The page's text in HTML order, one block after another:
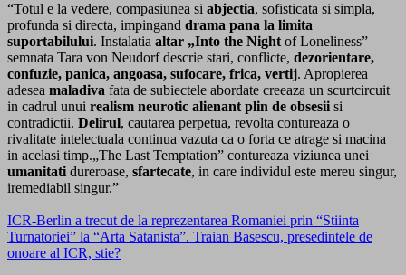
“Totul e la vedere, compasiunea si abjectia, sofisticata si simpla,
profunda si directa, impingand drama pana la limita
suportabilului. Instalatia altar „Into the Night of Loneliness”
semnata Tara von Neudorf descrie stari, conflicte, dezorientare,
confuzie, panica, angoasa, sufocare, frica, vertij. Apropierea
adesea maladiva fata de subiectele abordate creeaza un scurtcircuit
in cadrul unui realism neurotic alienant plin de obsesii si
contradictii. Delirul, cautarea perpetua, revolta contureaza o
rivalitate intelectuala continua vazuta ca o forta ce atrage si macina
in acelasi timp.„The Last Temptation” contureaza viziunea unei
umanitati dureroase, sfartecate, in care individul este mereu singur,
iremediabil singur.”
ICR-Berlin a trecut de la reprezentarea Romaniei prin “Stiinta
Turnatoriei” la “Arta Satanista”. Traian Basescu, presedintele de
onoare al ICR, stie?